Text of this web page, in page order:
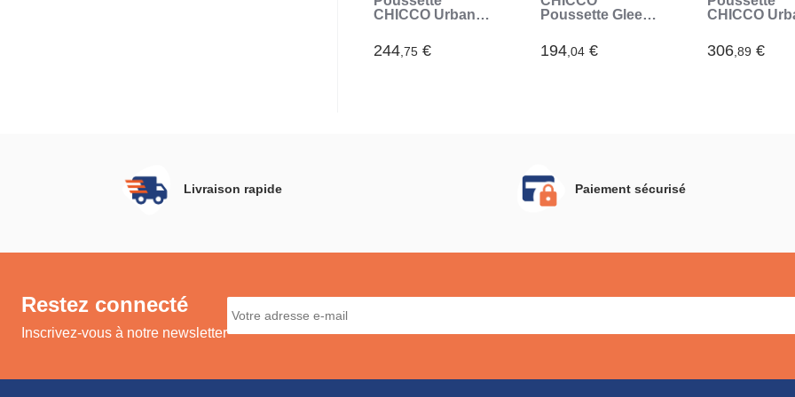
CHICCO Urban
244 ,75 €
Poussette Glee
Noir (Noir)
194,04€
CHICCO
306,89 €
Livraison rapide Paiement sécurisé
Restez connecté
Inscrivez-vous à notre newsletter